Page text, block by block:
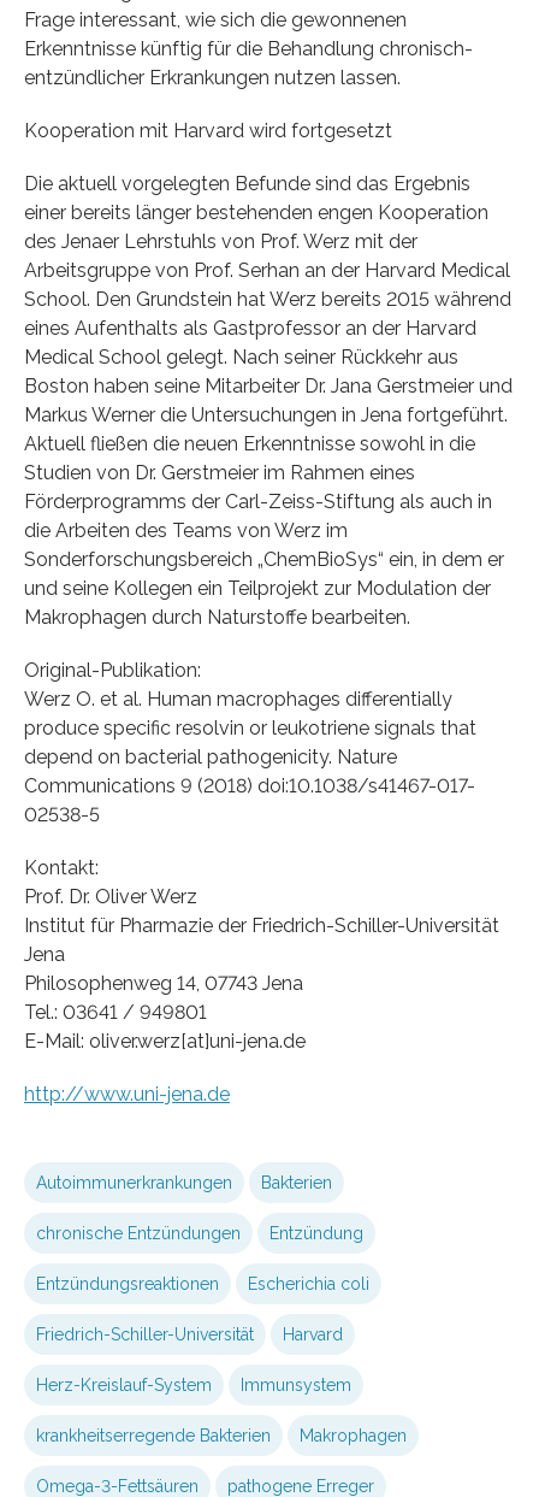
Frage interessant, wie sich die gewonnenen
Erkenntnisse künftig für die Behandlung chronisch-
entzündlicher Erkrankungen nutzen lassen.
Kooperation mit Harvard wird fortgesetzt
Die aktuell vorgelegten Befunde sind das Ergebnis
einer bereits länger bestehenden engen Kooperation
des Jenaer Lehrstuhls von Prof. Werz mit der
Arbeitsgruppe von Prof. Serhan an der Harvard Medical
School. Den Grundstein hat Werz bereits 2015 während
eines Aufenthalts als Gastprofessor an der Harvard
Medical School gelegt. Nach seiner Rückkehr aus
Boston haben seine Mitarbeiter Dr. Jana Gerstmeier und
Markus Werner die Untersuchungen in Jena fortgeführt.
Aktuell fließen die neuen Erkenntnisse sowohl in die
Studien von Dr. Gerstmeier im Rahmen eines
Förderprogramms der Carl-Zeiss-Stiftung als auch in
die Arbeiten des Teams von Werz im
Sonderforschungsbereich „ChemBioSys“ ein, in dem er
und seine Kollegen ein Teilprojekt zur Modulation der
Makrophagen durch Naturstoffe bearbeiten.
Original-Publikation:
Werz O. et al. Human macrophages differentially
produce specific resolvin or leukotriene signals that
depend on bacterial pathogenicity. Nature
Communications 9 (2018) doi:10.1038/s41467-017-
02538-5
Kontakt:
Prof. Dr. Oliver Werz
Institut für Pharmazie der Friedrich-Schiller-Universität
Jena
Philosophenweg 14, 07743 Jena
Tel.: 03641 / 949801
E-Mail: oliver.werz[at]uni-jena.de
http://www.uni-jena.de
Autoimmunerkrankungen Bakterien
chronische Entzündungen Entzündung
Entzündungsreaktionen Escherichia coli
Friedrich-Schiller-Universität Harvard
Herz-Kreislauf-System Immunsystem
krankheitserregende Bakterien Makrophagen
Omega-3-Fettsäuren pathogene Erreger